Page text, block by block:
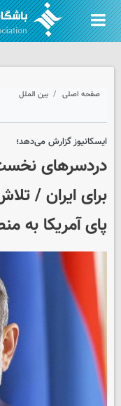
صفحه اصلی بین الملل
ایسکانیوز گزارش می‌دهد؛
دردسرهای نخست
برای ایران /
پای آمریکا به